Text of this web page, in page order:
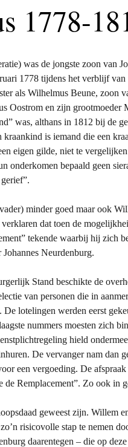
Buenen
familieberichten
grafmonumenten
Akten
1778-
was de jongste zoon van
1778 tijdens het verblijf
als Wilhelmus Beune, zoon
Oostrom en zijn grootmoeder
was, althans in 1812 bij de
is iemand die een
eigen gilde, niet te
onderkomen bepaald geen
minder goed maar ook
dat toen de
tekende waarbij hij zich
Neurdenburg.
Stand beschikte de
van personen die in
lotelingen werden eerst
nummers moesten zich
hield
De vervanger nam dan
een vergoeding. De
de Remplacement”. Zo ook in
geweest zijn. Willem
risicovolle stap te nemen
daarentegen – die op